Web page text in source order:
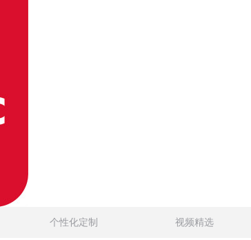
个性化定制 视频精选